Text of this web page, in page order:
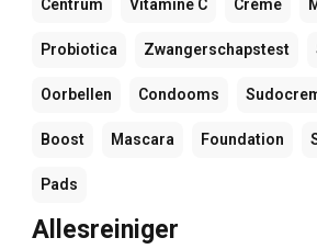
Centrum Vitamine C Crème
Probiotica Zwangerschapstest
Oorbellen Condooms
Boost Mascara Foundation
Pads
Allesreiniger